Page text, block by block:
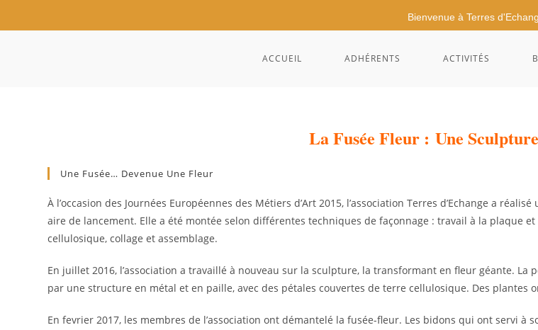
Bienvenue à Terres
ACCUEIL ADHÉRENTS ACTIVITÉS
La Fusée Fleur : Une
Une Fusée… Devenue Une Fleur
À l’occasion des Journées Européennes des Métiers d’Art 2015, l’association Terres d’Echange a
aire de lancement. Elle a été montée selon différentes techniques de façonnage : travail à la plaque
cellulosique, collage et assemblage.
En juillet 2016, l’association a travaillé à nouveau sur la sculpture, la transformant en fleur géante.
par une structure en métal et en paille, avec des pétales couvertes de terre cellulosique. Des
En fevrier 2017, les membres de l’association ont démantelé la fusée-fleur. Les bidons qui ont servi